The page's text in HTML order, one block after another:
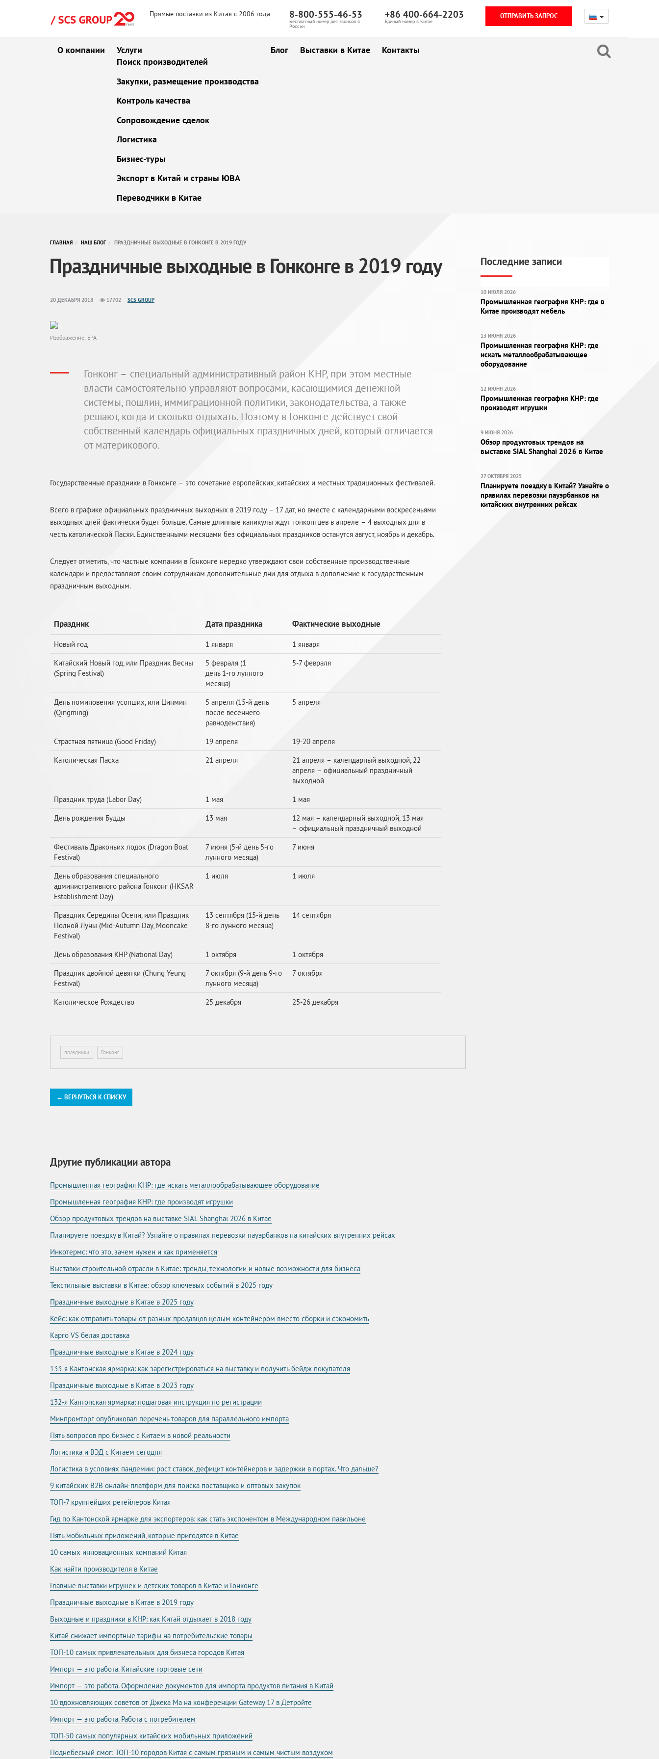
Прямые поставки из Китая с 2006 года 8-800-555-46-53
Бесплатный номер для звонков в
России
+86 400-664-2203
Единый номер в Китае
ОТПРАВИТЬ ЗАПРОС
О компании
Услуги
Поиск производителей
Закупки, размещение производства
Контроль качества
Сопровождение сделок
Логистика
Бизнес-туры
Экспорт в Китай и страны ЮВА
Переводчики в Китае
Блог Выставки в Китае Контакты
ГЛАВНАЯ НАШ БЛОГ ПРАЗДНИЧНЫЕ ВЫХОДНЫЕ В ГОНКОНГЕ В 2019 ГОДУ
Праздничные выходные в Гонконге в 2019 году
20 ДЕКАБРЯ 2018 17702 SCS GROUP
Изображение: EPA
Гонконг – специальный административный район КНР, при этом местные
власти самостоятельно управляют вопросами, касающимися денежной
системы, пошлин, иммиграционной политики, законодательства, а также
решают, когда и сколько отдыхать. Поэтому в Гонконге действует свой
собственный календарь официальных праздничных дней, который отличается
от материкового.
Государственные праздники в Гонконге – это сочетание европейских, китайских и местных традиционных фестивалей.
Всего в графике официальных праздничных выходных в 2019 году – 17 дат, но вместе с календарными воскресеньями
выходных дней фактически будет больше. Самые длинные каникулы ждут гонконгцев в апреле – 4 выходных дня в
честь католической Пасхи. Единственными месяцами без официальных праздников останутся август, ноябрь и декабрь.
Следует отметить, что частные компании в Гонконге нередко утверждают свои собственные производственные
календари и предоставляют своим сотрудникам дополнительные дни для отдыха в дополнение к государственным
праздничным выходным.
Праздник Дата праздника Фактические выходные
Новый год 1 января
1 января
Китайский Новый год, или Праздник Весны
(Spring Festival)
5 февраля (1
день 1-го лунного
месяца)
5-7 февраля
День поминовения усопших, или Цинмин
(Qingming)
5 апреля (15-й день
после весеннего
равноденствия)
5 апреля
Страстная пятница (Good Friday) 19 апреля
19-20 апреля
Католическая Пасха
21 апреля
21 апреля – календарный выходной, 22
апреля – официальный праздничный
выходной
Праздник труда (Labor Day)
1 мая
1 мая
День рождения Будды
13 мая
12 мая – календарный выходной, 13 мая
– официальный праздничный выходной
Фестиваль Драконьих лодок (Dragon Boat
Festival)
7 июня (5-й день 5-го
лунного месяца)
7 июня
День образования специального
административного района Гонконг (HKSAR
Establishment Day)
1 июля 1 июля
Праздник Середины Осени, или Праздник
Полной Луны (Mid-Autumn Day, Mooncake
Festival)
13 сентября (15-й день
8-го лунного месяца)
14 сентября
День образования КНР (National Day) 1 октября
1 октября
Праздник двойной девятки (Chung Yeung
Festival)
7 октября (9-й день 9-го
лунного месяца)
7 октября
Католическое Рождество 25 декабря 25-26 декабря
праздники Гонконг
← ВЕРНУТЬСЯ К СПИСКУ
Другие публикации автора
Промышленная география КНР: где искать металлообрабатывающее оборудование
Промышленная география КНР: где производят игрушки
Обзор продуктовых трендов на выставке SIAL Shanghai 2026 в Китае
Планируете поездку в Китай? Узнайте о правилах перевозки пауэрбанков на китайских внутренних рейсах
Инкотермс: что это, зачем нужен и как применяется
Выставки строительной отрасли в Китае: тренды, технологии и новые возможности для бизнеса
Текстильные выставки в Китае: обзор ключевых событий в 2025 году
Праздничные выходные в Китае в 2025 году
Кейс: как отправить товары от разных продавцов целым контейнером вместо сборки и сэкономить
Карго VS белая доставка
Праздничные выходные в Китае в 2024 году
133-я Кантонская ярмарка: как зарегистрироваться на выставку и получить бейдж покупателя
Праздничные выходные в Китае в 2023 году
132-я Кантонская ярмарка: пошаговая инструкция по регистрации
Минпромторг опубликовал перечень товаров для параллельного импорта
Пять вопросов про бизнес с Китаем в новой реальности
Логистика и ВЭД с Китаем сегодня
Логистика в условиях пандемии: рост ставок, дефицит контейнеров и задержки в портах. Что дальше?
9 китайских B2B онлайн-платформ для поиска поставщика и оптовых закупок
ТОП-7 крупнейших ретейлеров Китая
Гид по Кантонской ярмарке для экспортеров: как стать экспонентом в Международном павильоне
Пять мобильных приложений, которые пригодятся в Китае
10 самых инновационных компаний Китая
Как найти производителя в Китае
Главные выставки игрушек и детских товаров в Китае и Гонконге
Праздничные выходные в Китае в 2019 году
Выходные и праздники в КНР: как Китай отдыхает в 2018 году
Китай снижает импортные тарифы на потребительские товары
ТОП-10 самых привлекательных для бизнеса городов Китая
Импорт — это работа. Китайские торговые сети
Импорт — это работа. Оформление документов для импорта продуктов питания в Китай
10 вдохновляющих советов от Джека Ма на конференции Gateway 17 в Детройте
Импорт — это работа. Работа с потребителем
ТОП-50 самых популярных китайских мобильных приложений
Поднебесный смог: ТОП-10 городов Китая с самым грязным и самым чистым воздухом
Последние записи
10 ИЮЛЯ 2026
Промышленная география КНР: где в
Китае производят мебель
13 ИЮНЯ 2026
Промышленная география КНР: где
искать металлообрабатывающее
оборудование
12 ИЮНЯ 2026
Промышленная география КНР: где
производят игрушки
9 ИЮНЯ 2026
Обзор продуктовых трендов на
выставке SIAL Shanghai 2026 в Китае
27 ОКТЯБРЯ 2025
Планируете поездку в Китай? Узнайте о
правилах перевозки пауэрбанков на
китайских внутренних рейсах